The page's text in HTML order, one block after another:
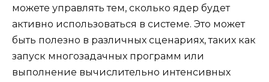
можете управлять тем, сколько ядер будет
активно использоваться в системе. Это может
быть полезно в различных сценариях, таких как
запуск многозадачных программ или
выполнение вычислительно интенсивных